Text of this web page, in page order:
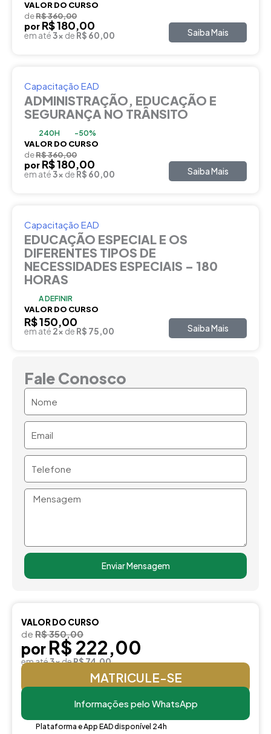
VALOR DO CURSO
deR$ 360,00
por R$ 180,00
em até3x de R$ 60,00 Saiba Mais
Capacitação EAD
ADMINISTRAÇÃO, EDUCAÇÃO E
SEGURANÇA NO TRÂNSITO
240H -50%
VALOR DO CURSO
deR$ 360,00
por R$ 180,00
em até3x de R$ 60,00 Saiba Mais
Capacitação EAD
EDUCAÇÃO ESPECIAL E OS
DIFERENTES TIPOS DE
NECESSIDADES ESPECIAIS – 180
HORAS
A DEFINIR
VALOR DO CURSO
R$ 150,00
em até 2x de R$ 75,00 Saiba Mais
Fale Conosco
Mensagem
Enviar Mensagem
VALOR DO CURSO
de R$ 350,00
por R$ 222,00
em até3xdeR$ 74,00
MATRICULE-SE
Informações pelo WhatsApp
Plataforma e App EAD disponível 24h